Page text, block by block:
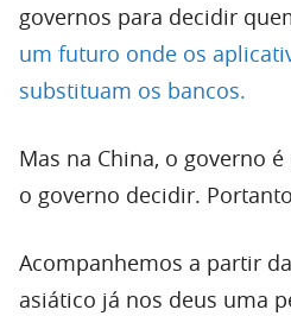
governos para decidir
um futuro onde os
substituam os bancos.
Mas na China, o governo
o governo decidir.
Acompanhemos a partir
asiático já nos deus uma